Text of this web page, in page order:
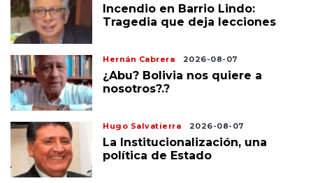
Incendio en Barrio Lindo:
Tragedia que deja lecciones
Hernán Cabrera 2026-08-07
¿Abu? Bolivia nos quiere a
nosotros?.?
Hugo Salvatierra 2026-08-07
La Institucionalización, una
política de Estado